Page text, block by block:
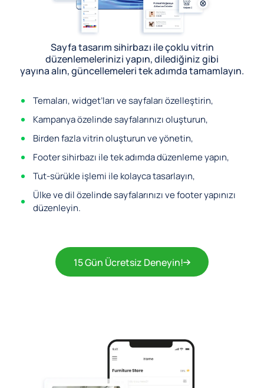
Sayfa tasarım sihirbazı ile çoklu vitrin
düzenlemelerinizi yapın, dilediğiniz gibi
yayına alın, güncellemeleri tek adımda tamamlayın.
Temaları, widget’ları ve sayfaları özelleştirin,
Kampanya özelinde sayfalarınızı oluşturun,
Birden fazla vitrin oluşturun ve yönetin,
Footer sihirbazı ile tek adımda düzenleme yapın,
Tut-sürükle işlemi ile kolayca tasarlayın,
Ülke ve dil özelinde sayfalarınızı ve footer yapınızı
düzenleyin.
15 Gün Ücretsiz Deneyin!